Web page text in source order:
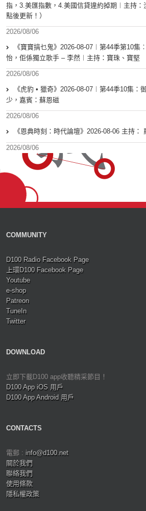
指，3.美匯指數，4.美國信貸違約掉期︱主持
點後更新！）
2026/08/06
《寶寶搞乜鬼》2026-08-07︱第44季第10集
怡，佢係獨立歌手 – 李然︱主持：寶珠、寶堅
2026/08/06
《虎豹 • 獵奇》2026-08-07︱第44季10集：
少，嘉賓：蘇恩磁
2026/08/06
《恩典時刻：時代論壇》2026-08-06 主持：
2026/08/06
COMMUNITY
D100 Radio Facebook Page
上環D100 Facebook Page
Youtube
e-shop
Patreon
TuneIn
Twitter
DOWNLOAD
立即下載D100 app收聽精采節目！
D100 App iOS 用戶
D100 App Android 用戶
CONTACTS
電郵 : info@d100.net
關於我們
聯絡我們
使用條款
隱私權政策